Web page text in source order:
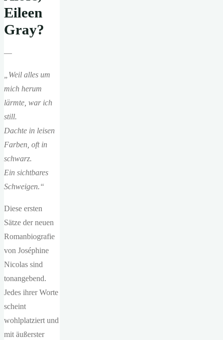
Eileen
Gray?
—
„Weil alles um
mich herum
lärmte, war ich
still.
Dachte in leisen
Farben, oft in
schwarz.
Ein sichtbares
Schweigen.“
Diese ersten
Sätze der neuen
Romanbiografie
von Joséphine
Nicolas sind
tonangebend.
Jedes ihrer Worte
scheint
wohlplatziert und
mit äußerster